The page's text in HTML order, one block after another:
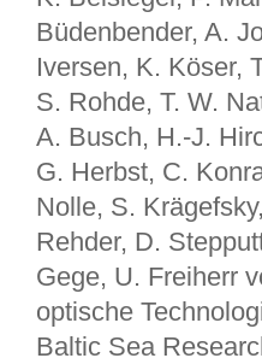
Büdenbender, A.
Iversen, K. Köser,
S. Rohde, T. W.
A. Busch, H.-J.
G. Herbst, C.
Nolle, S.
Rehder, D.
Gege, U. Freiherr
optische
Baltic Sea